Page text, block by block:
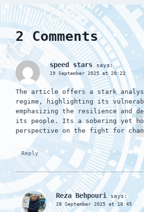
2 Comments
speed stars says:
19 September 2025 at 20:22
The article offers a stark
regime, highlighting its
emphasizing the resilience and
its people. Its a sobering yet
perspective on the fight for
Reply
Reza Behpouri says:
28 September 2025 at 18:45